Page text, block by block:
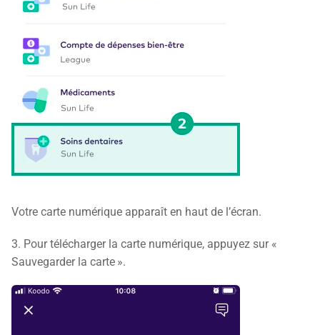
Votre carte numérique apparaît en haut de l’écran.
3. Pour télécharger la carte numérique, appuyez sur «
Sauvegarder la carte ».